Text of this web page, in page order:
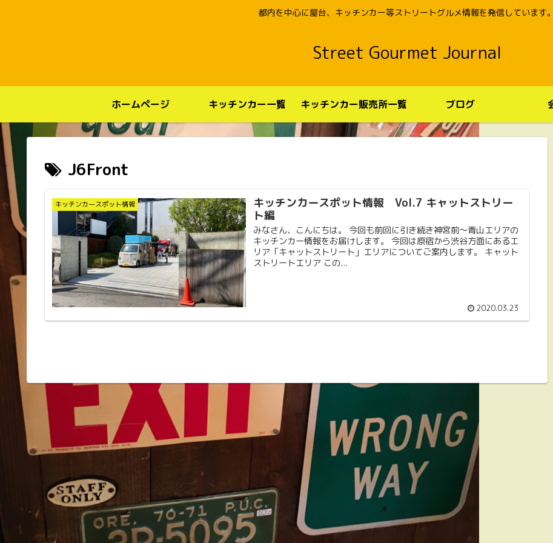
都内を中心に屋台、キッチンカー等ストリートグルメ情報を発信しています。
Street Gourmet Journal
ホームページ キッチンカー一覧 キッチンカー販売所一覧 ブログ
J6Front
キッチンカースポット情報
キッチンカースポット情報 Vol.7 キャットストリー
ト編
みなさん、こんにちは。 今回も前回に引き続き神宮前〜青山エリアの
キッチンカー情報をお届けします。 今回は原宿から渋谷方面にあるエ
リア「キャットストリート」エリアについてご案内します。 キャット
ストリートエリア この...
2020.03.23